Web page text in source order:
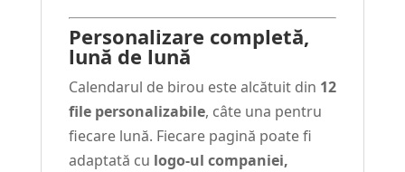
Personalizare completă,
lună de lună
Calendarul de birou este alcătuit din 12
file personalizabile, câte una pentru
fiecare lună. Fiecare pagină poate fi
adaptată cu logo-ul companiei,